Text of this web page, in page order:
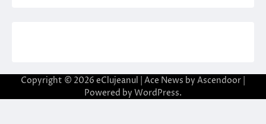
Copyright © 2026 eClujeanul | Ace News by Ascendoor
Powered by WordPress.